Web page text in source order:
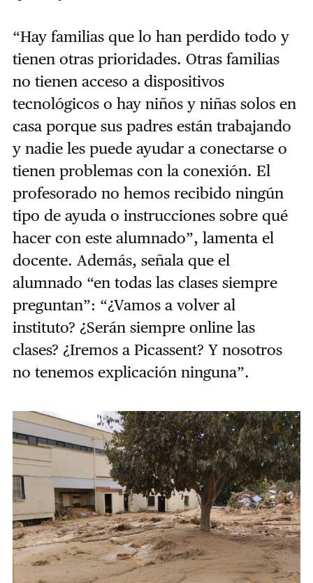
“Hay familias que lo han perdido todo y
tienen otras prioridades. Otras familias
no tienen acceso a dispositivos
tecnológicos o hay niños y niñas solos en
casa porque sus padres están trabajando
y nadie les puede ayudar a conectarse o
tienen problemas con la conexión. El
profesorado no hemos recibido ningún
tipo de ayuda o instrucciones sobre qué
hacer con este alumnado”, lamenta el
docente. Además, señala que el
alumnado “en todas las clases siempre
preguntan”: “¿Vamos a volver al
instituto? ¿Serán siempre online las
clases? ¿Iremos a Picassent? Y nosotros
no tenemos explicación ninguna”.